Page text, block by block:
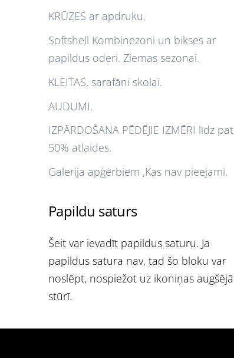
KRŪZES ar apdruku.
Softshell Kombinezoni un bikses ar
papildus oderi. Ziemas sezonai.
KLEITAS, sarafāni skolai.
AUDUMI.
IZPĀRDOŠANA PĒDĒJIE IZMĒRI līdz pat
50% atlaides.
Galerija apģērbiem ,Kas nav pieejami.
Papildu saturs
Šeit var ievadīt papildus saturu. Ja
papildus satura nav, tad šo bloku var
noslēpt, nospiežot uz ikoniņas augšējā
stūrī.